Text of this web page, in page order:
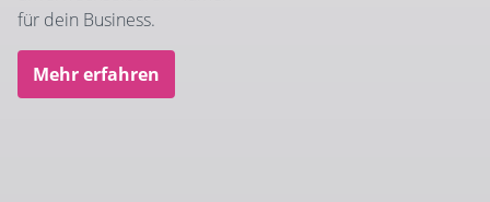
für dein Business.
Mehr erfahren